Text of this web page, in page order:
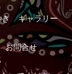
き
ギャラリー
お問合せ